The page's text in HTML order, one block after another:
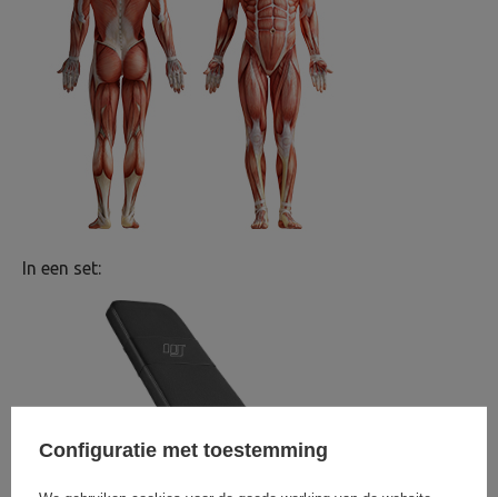
In een set:
Configuratie met toestemming